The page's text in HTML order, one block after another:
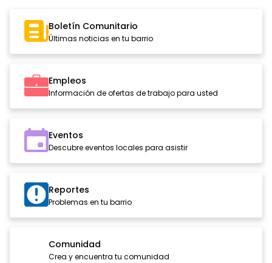
Boletín Comunitario
Últimas noticias en tu barrio
Empleos
Información de ofertas de trabajo para usted
Eventos
Descubre eventos locales para asistir
Reportes
Problemas en tu barrio
Comunidad
Crea y encuentra tu comunidad